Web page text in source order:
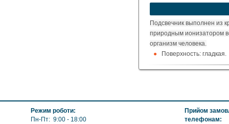
устроит?
Подсвечник выполнен из
природным ионизатором
организм человека.
Поверхность: гладкая.
Габариты: диаметр
Режим роботи:
Пн-Пт: 9:00 - 18:00
Прийом
телефонам: